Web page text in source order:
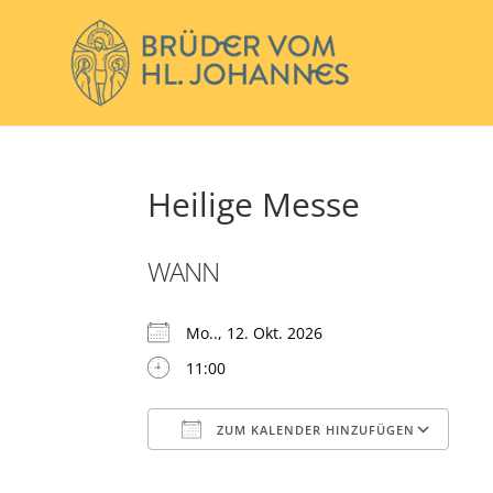
Heilige Messe
WANN
Mo.., 12. Okt. 2026
11:00
ZUM KALENDER HINZUFÜGEN